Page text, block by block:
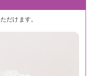
だけます。